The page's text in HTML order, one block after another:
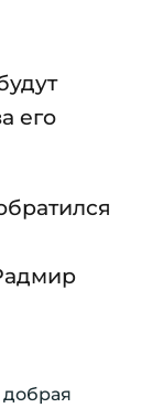
его